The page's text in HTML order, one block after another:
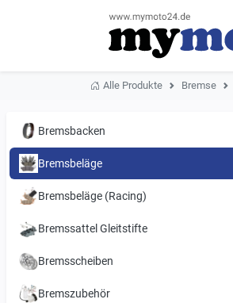
Alle Produkte Bremse
Bremsbacken
Bremsbeläge
Bremsbeläge (Racing)
Bremssattel Gleitstifte
Bremsscheiben
Bremszubehör